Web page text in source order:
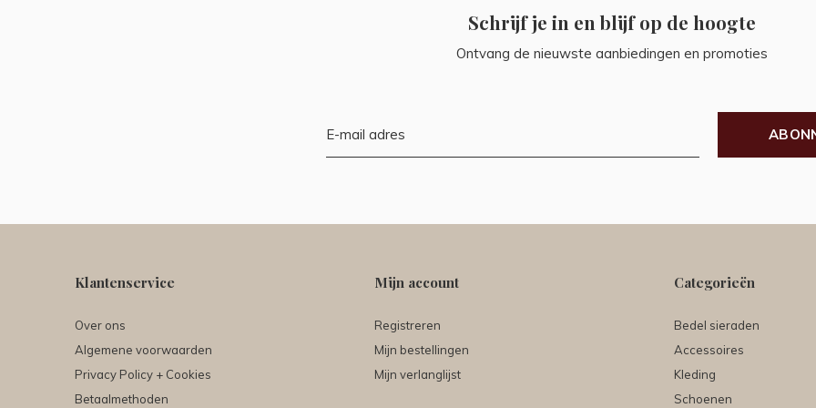
Schrijf je in en blijf op de hoogte
Ontvang de nieuwste aanbiedingen en promoties
Klantenservice
Over ons
Algemene voorwaarden
Privacy Policy + Cookies
Betaalmethoden
Mijn account
Registreren
Mijn bestellingen
Mijn verlanglijst
Categorieën
Bedel sieraden
Accessoires
Kleding
Schoenen